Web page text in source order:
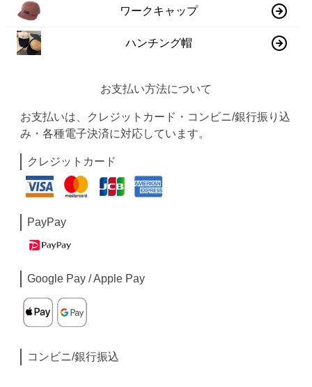
ワークキャップ
ハンチング帽
お支払い方法について
お支払いは、クレジットカード・コンビニ/銀行振り込
み・各種電子決済に対応しています。
クレジットカード
PayPay
Google Pay / Apple Pay
コンビニ/銀行振込